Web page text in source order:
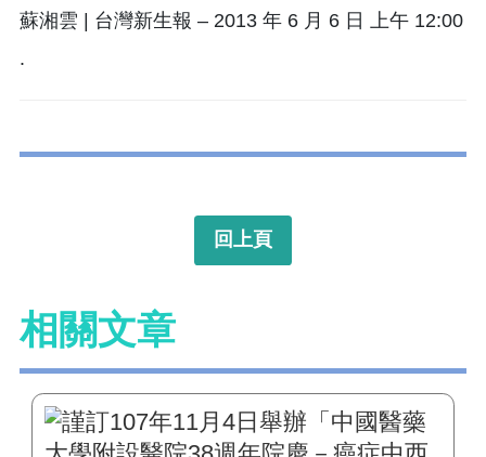
蘇湘雲 | 台灣新生報 – 2013 年 6 月 6 日 上午 12:00
.
回上頁
相關文章